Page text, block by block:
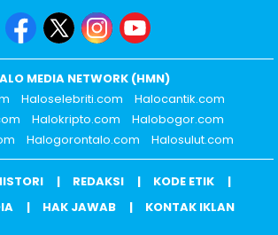
MEDIA NETWORK (HMN)
Haloselebriti.com
Halocantik.com
Halokripto.com
Halobogor.com
Halogorontalo.com Halosulut.com
REDAKSI
KODE ETIK
HAK JAWAB KONTAK IKLAN